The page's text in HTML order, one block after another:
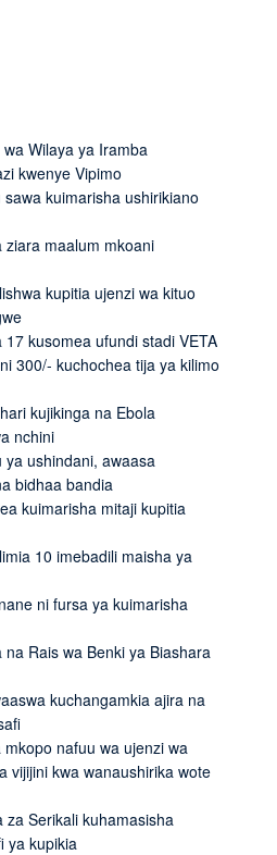
Wilaya ya Iramba
kwenye Vipimo
kuimarisha ushirikiano
ziara maalum mkoani
kupitia ujenzi wa kituo
17 kusomea ufundi stadi VETA
300/- kuchochea tija ya kilimo
kujikinga na Ebola
nchini
ushindani, awaasa
bidhaa bandia
kuimarisha mitaji kupitia
10 imebadili maisha ya
ni fursa ya kuimarisha
Rais wa Benki ya Biashara
kuchangamkia ajira na
nafuu wa ujenzi wa
vijijini kwa wanaushirika wote
Serikali kuhamasisha
ya kupikia